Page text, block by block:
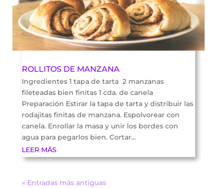
ROLLITOS DE MANZANA
Ingredientes 1 tapa de tarta 2 manzanas
fileteadas bien finitas 1 cda. de canela
Preparación Estirar la tapa de tarta y distribuir las
rodajitas finitas de manzana. Espolvorear con
canela. Enrollar la masa y unir los bordes con
agua para pegarlos bien. Cortar...
LEER MÁS
« Entradas más antiguas